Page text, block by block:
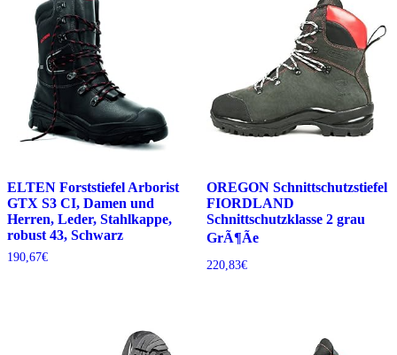
ELTEN Forststiefel Arborist
GTX S3 CI, Damen und
Herren, Leder, Stahlkappe,
robust 43, Schwarz
190,67€
OREGON Schnittschutzstiefel
FIORDLAND
Schnittschutzklasse 2 grau
GrÃ¶Ãe
220,83€